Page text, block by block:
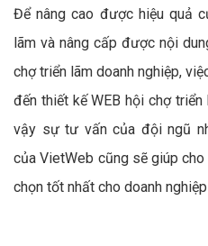
Để nâng cao được hiệu quả
lãm và nâng cấp được nội
chợ triển lãm doanh nghiệp,
đến thiết kế WEB hội chợ
vậy sự tư vấn của đội ngũ
của VietWeb cũng sẽ giúp
chọn tốt nhất cho doanh